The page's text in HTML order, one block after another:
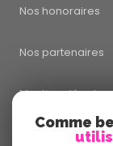
Nos honoraires
Nos partenaires
Mentions légales
Comme